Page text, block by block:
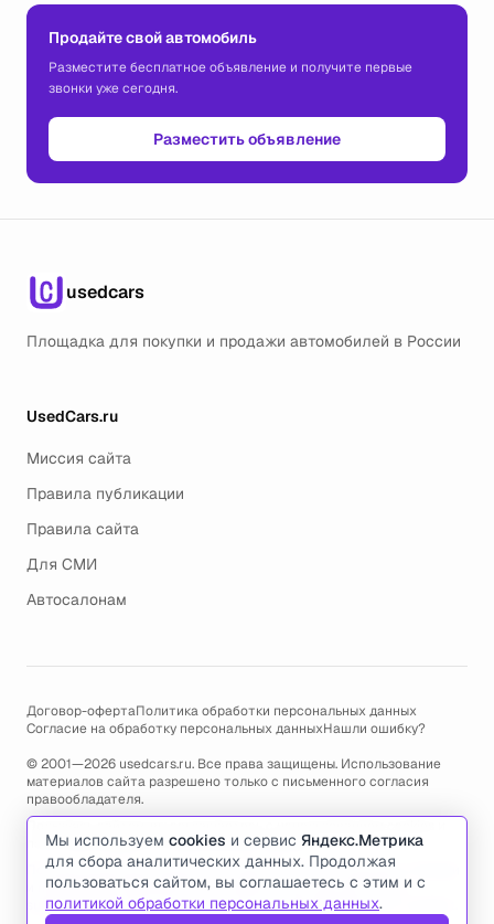
Продайте свой автомобиль
Разместите бесплатное объявление и получите первые
звонки уже сегодня.
Разместить объявление
usedcars
Площадка для покупки и продажи автомобилей в России
UsedCars.ru
Миссия сайта
Правила публикации
Правила сайта
Для СМИ
Автосалонам
Договор-офертаПолитика обработки персональных данных
Согласие на обработку персональных данныхНашли ошибку?
© 2001—2026 usedcars.ru. Все права защищены. Использование
материалов сайта разрешено только с письменного согласия
правообладателя.
Пользуясь сайтом, вы соглашаетесь с использованием cookies и
политикой обработки персональных данных.
По всем вопросам связанным с работой сайта, ошибками, глюками
и проблемами обращайтесь по адресу электронной почты
support@usedcars.ruили пишите в телеграм@usedcarsru_support
Мы используем cookies и сервис Яндекс.Метрика
для сбора аналитических данных. Продолжая
пользоваться сайтом, вы соглашаетесь с этим и с
политикой обработки персональных данных.